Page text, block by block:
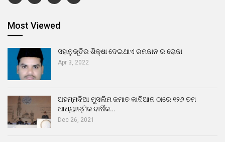
Most Viewed
ସହାନୁଭୂତିର ଶିକ୍ଷା ଦେଇଥାଏ ରମଜାନ ର ରୋଜା
Apr 3, 2022
ଅହମ୍ମଦିଆ ମୁସଲିମ ଜମାତ କାଦିଆନ ଠାରେ ୧୨୬ ତମ
ଆଧ୍ୟାତ୍ମିକ ବାର୍ଷିକ…
Dec 26, 2021